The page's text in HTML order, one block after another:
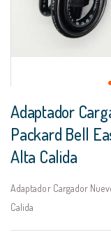
al
comienzo
de
la
galería
de
imágenes
Adaptador
Packard Bell
Alta Calida
Adaptador Cargador
Calida